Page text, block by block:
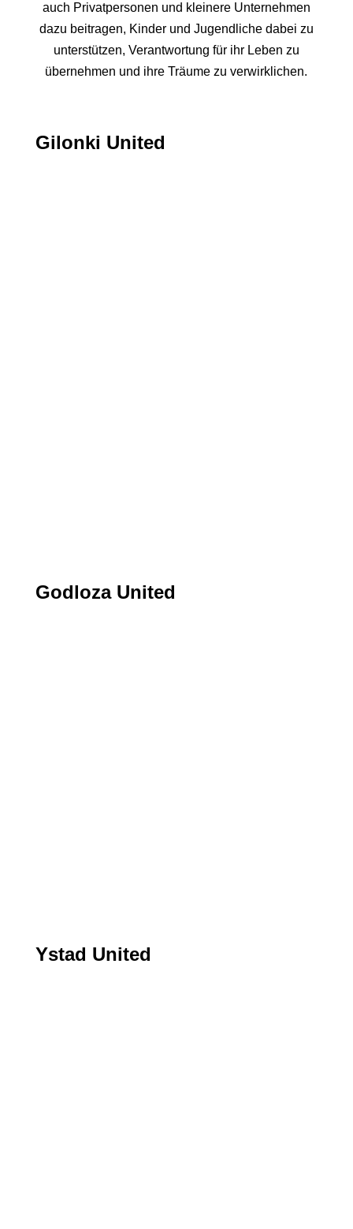
auch Privatpersonen und kleinere Unternehmen
dazu beitragen, Kinder und Jugendliche dabei zu
unterstützen, Verantwortung für ihr Leben zu
übernehmen und ihre Träume zu verwirklichen.
Gilonki United
Godloza United
Ystad United